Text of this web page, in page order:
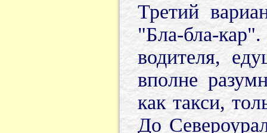
Третий
"Бла-бла-
водителя,
вполне
как такси,
До